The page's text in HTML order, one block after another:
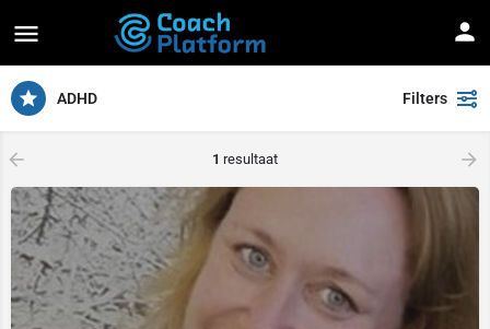
ADHD Filters
arrow_backward 1 resultaat arrow_forward